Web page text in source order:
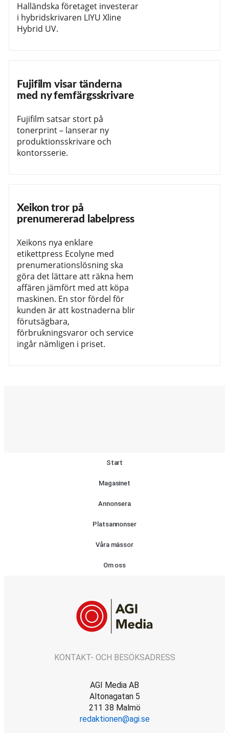
Halländska företaget investerar
i hybridskrivaren LIYU Xline
Hybrid UV.
Fujifilm visar tänderna
med ny femfärgsskrivare
Fujifilm satsar stort på
tonerprint – lanserar ny
produktionsskrivare och
kontorsserie.
Xeikon tror på
prenumererad labelpress
Xeikons nya enklare
etikettpress Ecolyne med
prenumerationslösning ska
göra det lättare att räkna hem
affären jämfört med att köpa
maskinen. En stor fördel för
kunden är att kostnaderna blir
förutsägbara,
förbrukningsvaror och service
ingår nämligen i priset.
Start
Magasinet
Annonsera
Platsannonser
Våra mässor
Om oss
KONTAKT- OCH BESÖKSADRESS
AGI Media AB
Altonagatan 5
211 38 Malmö
redaktionen@agi.se